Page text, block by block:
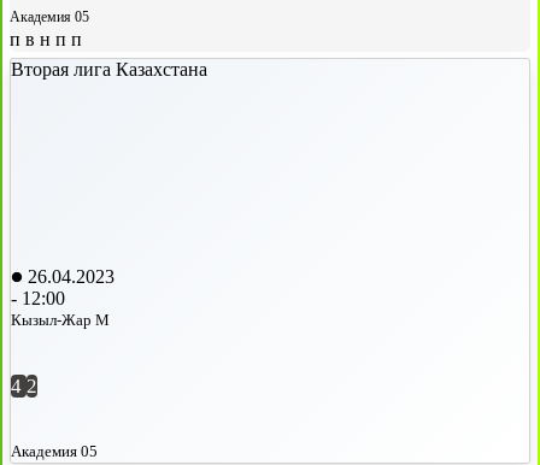
Академия 05
п в н п п
Вторая лига Казахстана
26.04.2023
- 12:00
Кызыл-Жар М
4 2
Академия 05